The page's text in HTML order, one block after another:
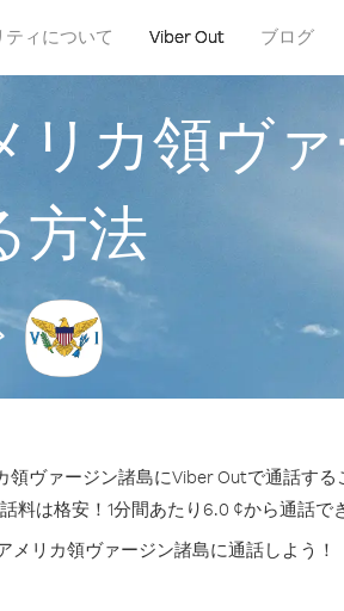
ティについて Viber Out ブログ
カ領ヴ
方法
ヴァージン諸島にViber Outで通話する
は格安！1分間あたり6.0 ¢から通話で
リカ領ヴァージン諸島に通話しよう！